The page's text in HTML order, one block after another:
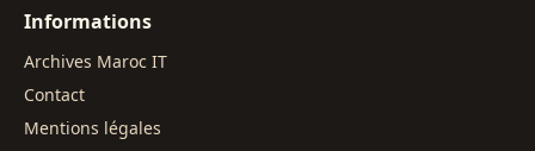
Informations
Archives Maroc IT
Contact
Mentions légales